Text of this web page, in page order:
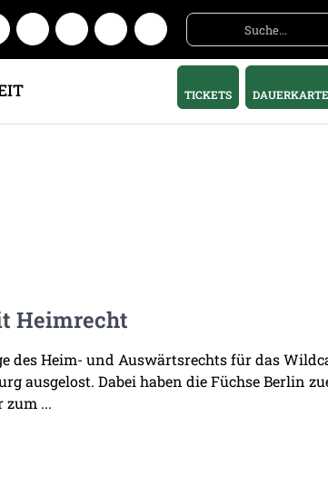
TICKETS
Heimrecht
des Heim- und Auswärtsrechts für das
ausgelost. Dabei haben die Füchse Berlin
...